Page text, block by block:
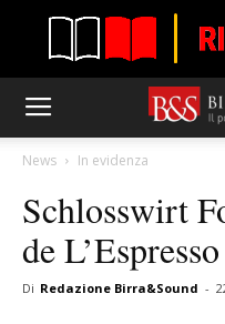
News In evidenza
Schlosswirt
de
Di Redazione Birra&Sound -